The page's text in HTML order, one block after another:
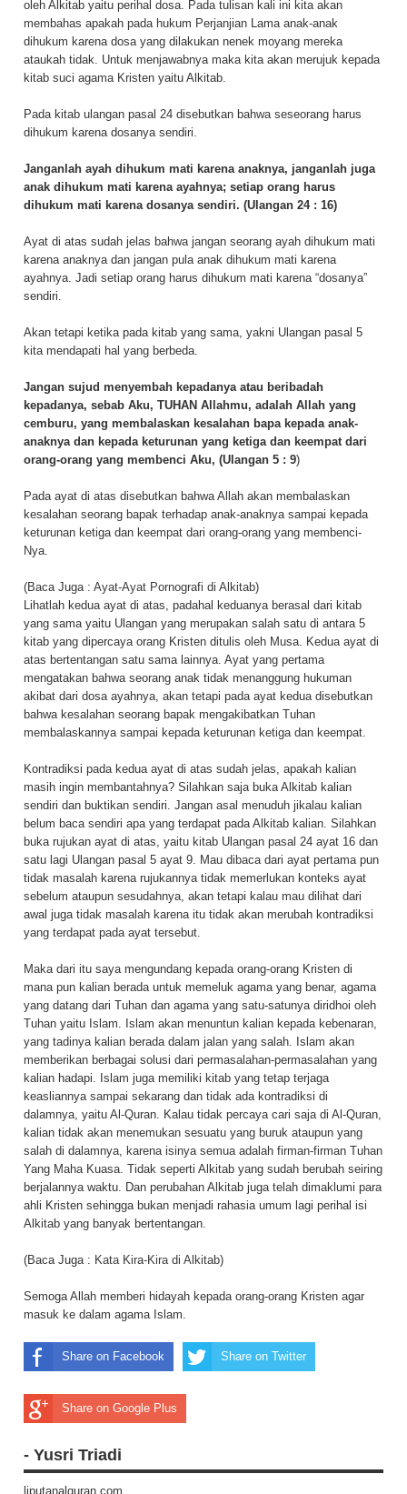
oleh Alkitab yaitu perihal dosa. Pada tulisan kali ini kita akan
membahas apakah pada hukum Perjanjian Lama anak-anak
dihukum karena dosa yang dilakukan nenek moyang mereka
ataukah tidak. Untuk menjawabnya maka kita akan merujuk kepada
kitab suci agama Kristen yaitu Alkitab.
Pada kitab ulangan pasal 24 disebutkan bahwa seseorang harus
dihukum karena dosanya sendiri.
Janganlah ayah dihukum mati karena anaknya, janganlah juga
anak dihukum mati karena ayahnya; setiap orang harus
dihukum mati karena dosanya sendiri. (Ulangan 24 : 16)
Ayat di atas sudah jelas bahwa jangan seorang ayah dihukum mati
karena anaknya dan jangan pula anak dihukum mati karena
ayahnya. Jadi setiap orang harus dihukum mati karena “dosanya”
sendiri.
Akan tetapi ketika pada kitab yang sama, yakni Ulangan pasal 5
kita mendapati hal yang berbeda.
Jangan sujud menyembah kepadanya atau beribadah
kepadanya, sebab Aku, TUHAN Allahmu, adalah Allah yang
cemburu, yang membalaskan kesalahan bapa kepada anak-
anaknya dan kepada keturunan yang ketiga dan keempat dari
orang-orang yang membenci Aku, (Ulangan 5 : 9)
Pada ayat di atas disebutkan bahwa Allah akan membalaskan
kesalahan seorang bapak terhadap anak-anaknya sampai kepada
keturunan ketiga dan keempat dari orang-orang yang membenci-
Nya.
(Baca Juga : Ayat-Ayat Pornografi di Alkitab)
Lihatlah kedua ayat di atas, padahal keduanya berasal dari kitab
yang sama yaitu Ulangan yang merupakan salah satu di antara 5
kitab yang dipercaya orang Kristen ditulis oleh Musa. Kedua ayat di
atas bertentangan satu sama lainnya. Ayat yang pertama
mengatakan bahwa seorang anak tidak menanggung hukuman
akibat dari dosa ayahnya, akan tetapi pada ayat kedua disebutkan
bahwa kesalahan seorang bapak mengakibatkan Tuhan
membalaskannya sampai kepada keturunan ketiga dan keempat.
Kontradiksi pada kedua ayat di atas sudah jelas, apakah kalian
masih ingin membantahnya? Silahkan saja buka Alkitab kalian
sendiri dan buktikan sendiri. Jangan asal menuduh jikalau kalian
belum baca sendiri apa yang terdapat pada Alkitab kalian. Silahkan
buka rujukan ayat di atas, yaitu kitab Ulangan pasal 24 ayat 16 dan
satu lagi Ulangan pasal 5 ayat 9. Mau dibaca dari ayat pertama pun
tidak masalah karena rujukannya tidak memerlukan konteks ayat
sebelum ataupun sesudahnya, akan tetapi kalau mau dilihat dari
awal juga tidak masalah karena itu tidak akan merubah kontradiksi
yang terdapat pada ayat tersebut.
Maka dari itu saya mengundang kepada orang-orang Kristen di
mana pun kalian berada untuk memeluk agama yang benar, agama
yang datang dari Tuhan dan agama yang satu-satunya diridhoi oleh
Tuhan yaitu Islam. Islam akan menuntun kalian kepada kebenaran,
yang tadinya kalian berada dalam jalan yang salah. Islam akan
memberikan berbagai solusi dari permasalahan-permasalahan yang
kalian hadapi. Islam juga memiliki kitab yang tetap terjaga
keasliannya sampai sekarang dan tidak ada kontradiksi di
dalamnya, yaitu Al-Quran. Kalau tidak percaya cari saja di Al-Quran,
kalian tidak akan menemukan sesuatu yang buruk ataupun yang
salah di dalamnya, karena isinya semua adalah firman-firman Tuhan
Yang Maha Kuasa. Tidak seperti Alkitab yang sudah berubah seiring
berjalannya waktu. Dan perubahan Alkitab juga telah dimaklumi para
ahli Kristen sehingga bukan menjadi rahasia umum lagi perihal isi
Alkitab yang banyak bertentangan.
(Baca Juga : Kata Kira-Kira di Alkitab)
Semoga Allah memberi hidayah kepada orang-orang Kristen agar
masuk ke dalam agama Islam.
Share on Facebook Share on Twitter
Share on Google Plus
- Yusri Triadi
liputanalquran.com